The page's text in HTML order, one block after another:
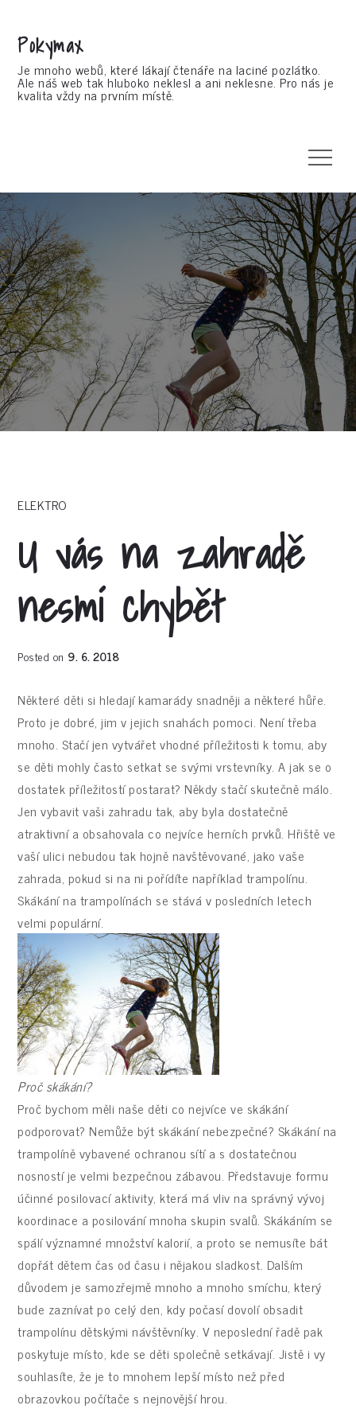
content
Pokymax
Je mnoho webů, které lákají čtenáře na laciné pozlátko.
Ale náš web tak hluboko neklesl a ani neklesne. Pro nás je
kvalita vždy na prvním místě.
Menu
ELEKTRO
U vás na zahradě
nesmí chybět
Posted on 9. 6. 2018
Některé děti si hledají kamarády snadněji a některé hůře.
Proto je dobré, jim v jejich snahách pomoci. Není třeba
mnoho. Stačí jen vytvářet vhodné příležitosti k tomu, aby
se děti mohly často setkat se svými vrstevníky. A jak se o
dostatek příležitostí postarat? Někdy stačí skutečně málo.
Jen vybavit vaši zahradu tak, aby byla dostatečně
atraktivní a obsahovala co nejvíce herních prvků. Hřiště ve
vaší ulici nebudou tak hojně navštěvované, jako vaše
zahrada, pokud si na ni pořídíte například trampolínu.
Skákání na trampolínách se stává v posledních letech
velmi populární.
Proč skákání?
Proč bychom měli naše děti co nejvíce ve skákání
podporovat? Nemůže být skákání nebezpečné? Skákání na
trampolíně vybavené ochranou sítí a s dostatečnou
nosností je velmi bezpečnou zábavou. Představuje formu
účinné posilovací aktivity, která má vliv na správný vývoj
koordinace a posilování mnoha skupin svalů. Skákáním se
spálí významné množství kalorií, a proto se nemusíte bát
dopřát dětem čas od času i nějakou sladkost. Dalším
důvodem je samozřejmě mnoho a mnoho smíchu, který
bude zaznívat po celý den, kdy počasí dovolí obsadit
trampolínu dětskými návštěvníky. V neposlední řadě pak
poskytuje místo, kde se děti společně setkávají. Jistě i vy
souhlasíte, že je to mnohem lepší místo než před
obrazovkou počítače s nejnovější hrou.